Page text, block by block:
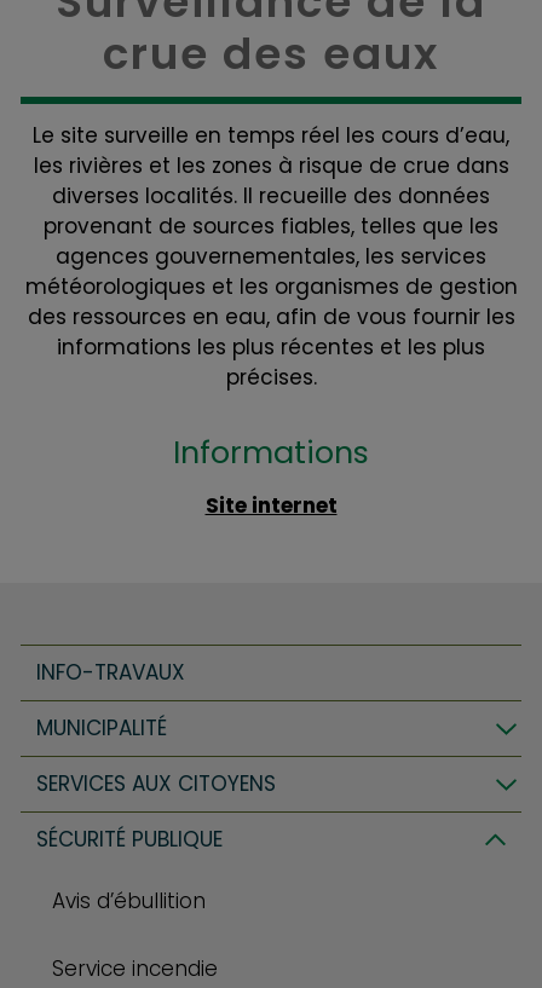
INFO-TRAVAUX
MUNICIPALITÉ
SERVICES AUX CITOYENS
SÉCURITÉ PUBLIQUE
Avis d’ébullition
Service incendie
crue des eaux
Le site surveille en temps réel les cours d’eau,
les rivières et les zones à risque de crue dans
diverses localités. Il recueille des données
provenant de sources fiables, telles que les
agences gouvernementales, les services
météorologiques et les organismes de gestion
des ressources en eau, afin de vous fournir les
informations les plus récentes et les plus
précises.
Informations
Site internet